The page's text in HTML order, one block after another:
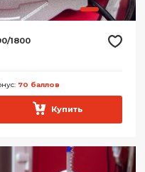
1800
70 баллов
Купить